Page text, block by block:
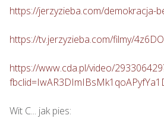
https://jerzyzieba.com/demokracja-
https://tv.jerzyzieba.com/filmy/
https://www.cda.pl/video/
Wit C... jak pies: